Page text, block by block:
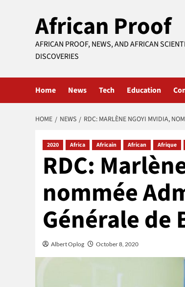
African Proof
AFRICAN PROOF, NEWS, AND AFRICAN
DISCOVERIES
Home News Tech Education
HOME NEWS RDC: MARLÈNE NGOYI MVIDIA,
2020 Africa Africain African Afrique
RDC:
nommée
Générale de
Albert Oplog October 8, 2020